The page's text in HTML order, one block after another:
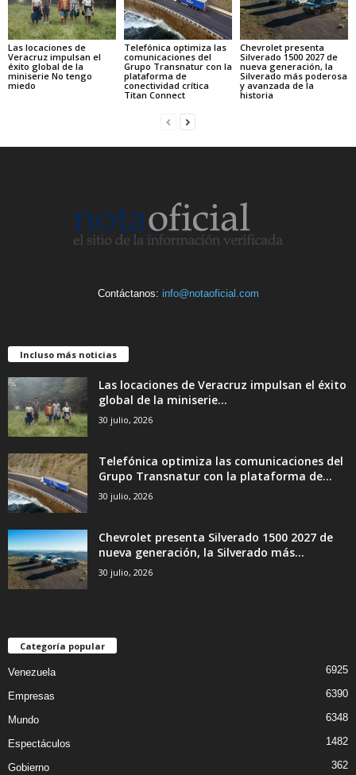
Las locaciones de
Veracruz impulsan el
éxito global de la
miniserie No tengo
miedo
Telefónica optimiza las
comunicaciones del
Grupo Transnatur con la
plataforma de
conectividad crítica
Titan Connect
Chevrolet presenta
Silverado 1500 2027 de
nueva generación, la
Silverado más poderosa
y avanzada de la
historia
Contáctanos: info@notaoficial.com
Incluso más noticias
Las locaciones de Veracruz impulsan el éxito
global de la miniserie...
30 julio, 2026
Telefónica optimiza las comunicaciones del
Grupo Transnatur con la plataforma de...
30 julio, 2026
Chevrolet presenta Silverado 1500 2027 de
nueva generación, la Silverado más...
30 julio, 2026
Categoría popular
Venezuela 6925
Empresas 6390
Mundo 6348
Espectáculos 1482
Gobierno 362